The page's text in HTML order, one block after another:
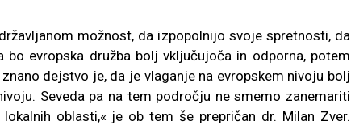
možnost, da izpopolnijo svoje spretnosti, da
evropska družba bolj vključujoča in odporna, potem
dejstvo je, da je vlaganje na evropskem nivoju bolj
Seveda pa na tem področju ne smemo zanemariti
oblasti,« je ob tem še prepričan dr. Milan Zver.